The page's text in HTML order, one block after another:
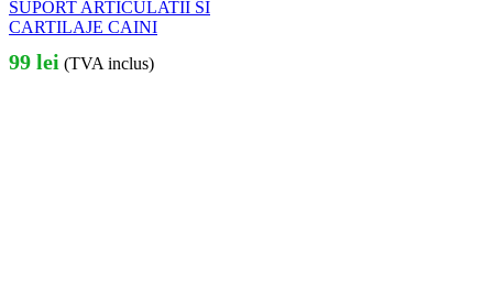
SUPORT ARTICULATII SI
CARTILAJE CAINI
99 lei (TVA inclus)